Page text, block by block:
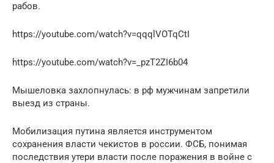
рабов.
https://youtube.com/watch?v=qqqlVOTqCtI
https://youtube.com/watch?v=_pzT2ZI6b04
Мышеловка захлопнулась: в рф мужчинам запретили
выезд из страны.
Мобилизация путина является инструментом
сохранения власти чекистов в россии. ФСБ, понимая
последствия утери власти после поражения в войне с